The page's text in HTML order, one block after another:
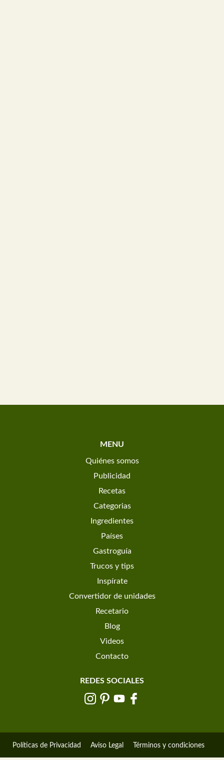
MENU
Quiénes somos
Publicidad
Recetas
Categorias
Ingredientes
Países
Gastroguía
Trucos y tips
Inspírate
Convertidor de unidades
Recetario
Blog
Videos
Contacto
REDES SOCIALES
Políticas de Privacidad Aviso Legal Términos y condiciones